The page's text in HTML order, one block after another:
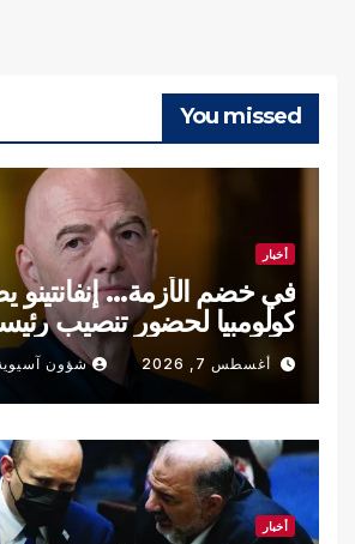
You missed
أخبار
في خضم الأزمة… إنفانتينو
كولومبيا لحضور تنصيب
أغسطس 7, 2026 شؤون
أخبار